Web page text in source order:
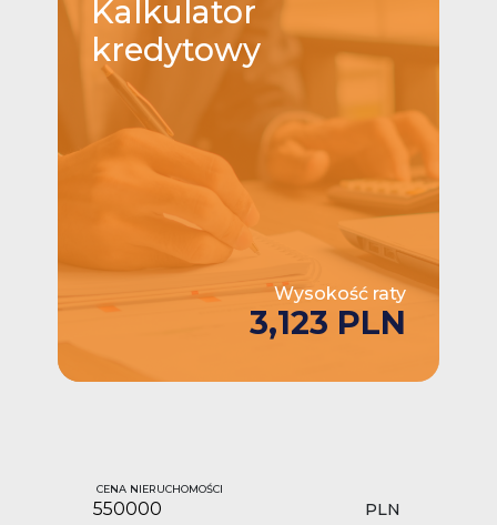
Kalkulator
kredytowy
Wysokość raty
3,123 PLN
CENA NIERUCHOMOŚCI
PLN